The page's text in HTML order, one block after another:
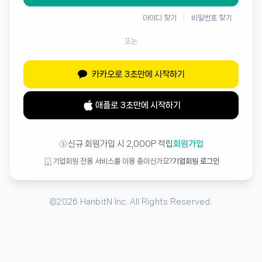
아이디 찾기 비밀번호 찾기
또는
카카오로 3초만에 시작하기
애플로 3초만에 시작하기
신규 회원가입 시 2,000P 적립회원가입
기업회원 전용 서비스를 이용 중이신가요?기업회원 로그인
©2026 HanbitN Inc. All Rights Reserved.